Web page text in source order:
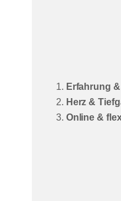
Erfahrung
Herz &
Online &